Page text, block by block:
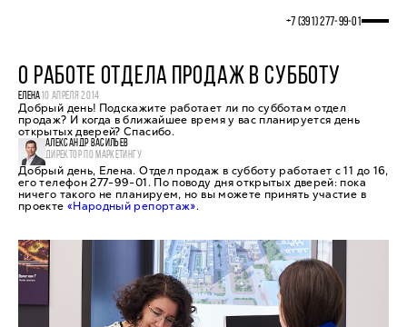
+7 (391) 277‒99‒01
О РАБОТЕ ОТДЕЛА ПРОДАЖ В СУББОТУ
ЕЛЕНА10 АПРЕЛЯ 2014
Добрый день! Подскажите работает ли по субботам отдел
продаж? И когда в ближайшее время у вас планируется день
открытых дверей? Спасибо.
АЛЕКСАНДР ВАСИЛЬЕВ
ДИРЕКТОР ПО МАРКЕТИНГУ
Добрый день, Елена. Отдел продаж в субботу работает с 11 до 16,
его телефон 277-99-01. По поводу дня открытых дверей: пока
ничего такого не планируем, но вы можете принять участие в
проекте «Народный репортаж».